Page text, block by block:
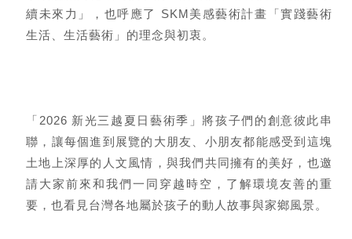
續未來力」，也呼應了 SKM美感藝術計畫「實踐藝術
生活、生活藝術」的理念與初衷。
「2026 新光三越夏日藝術季」將孩子們的創意彼此串
聯，讓每個進到展覽的大朋友、小朋友都能感受到這塊
土地上深厚的人文風情，與我們共同擁有的美好，也邀
請大家前來和我們一同穿越時空，了解環境友善的重
要，也看見台灣各地屬於孩子的動人故事與家鄉風景。